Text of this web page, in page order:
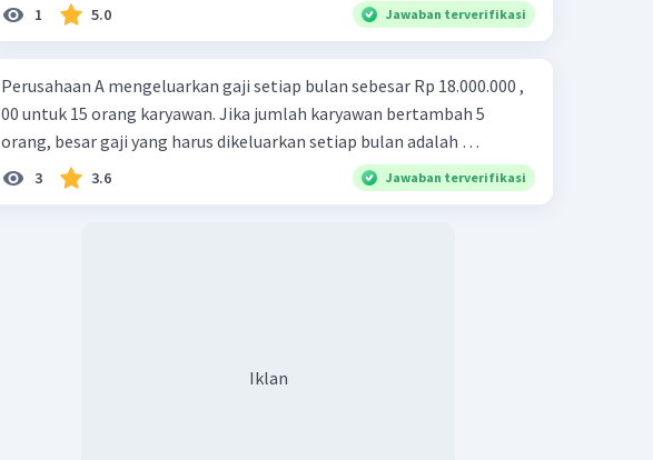
1 5.0 Jawaban terverifikasi
Perusahaan A mengeluarkan gaji setiap bulan sebesar Rp 18.000.000 ,
00 untuk 15 orang karyawan. Jika jumlah karyawan bertambah 5
orang, besar gaji yang harus dikeluarkan setiap bulan adalah …
3 3.6 Jawaban terverifikasi
Iklan